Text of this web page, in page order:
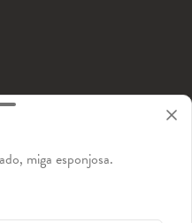
miga esponjosa.